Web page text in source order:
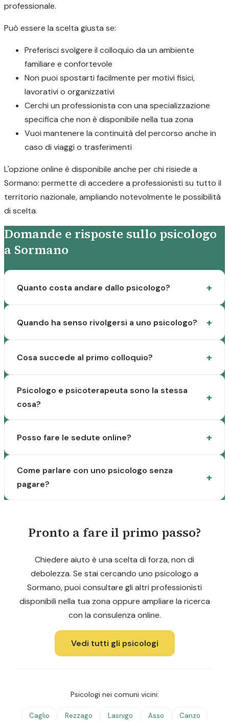
professionale.
Può essere la scelta giusta se:
Preferisci svolgere il colloquio da un ambiente
familiare e confortevole
Non puoi spostarti facilmente per motivi fisici,
lavorativi o organizzativi
Cerchi un professionista con una specializzazione
specifica che non è disponibile nella tua zona
Vuoi mantenere la continuità del percorso anche in
caso di viaggi o trasferimenti
L'opzione online è disponibile anche per chi risiede a
Sormano: permette di accedere a professionisti su tutto il
territorio nazionale, ampliando notevolmente le possibilità
di scelta.
Domande e risposte sullo psicologo
a Sormano
Quanto costa andare dallo psicologo?
Quando ha senso rivolgersi a uno psicologo?
Cosa succede al primo colloquio?
Psicologo e psicoterapeuta sono la stessa
cosa?
Posso fare le sedute online?
Come parlare con uno psicologo senza
pagare?
Pronto a fare il primo passo?
Chiedere aiuto è una scelta di forza, non di
debolezza. Se stai cercando uno psicologo a
Sormano, puoi consultare gli altri professionisti
disponibili nella tua zona oppure ampliare la ricerca
con la consulenza online.
Vedi tutti gli psicologi
Psicologi nei comuni vicini:
Caglio Rezzago Lasnigo Asso Canzo